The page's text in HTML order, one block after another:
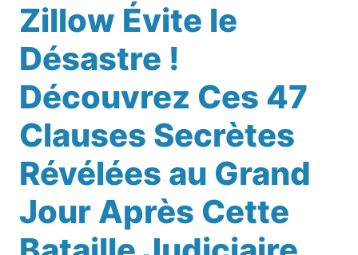
Zillow Évite le
Désastre !
Découvrez Ces 47
Clauses Secrètes
Révélées au Grand
Jour Après Cette